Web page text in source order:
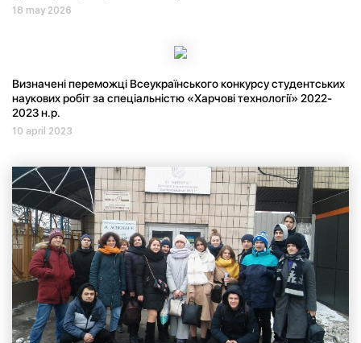
18 may 2026
Визначені переможці Всеукраїнського конкурсу студентських
наукових робіт за спеціальністю «Харчові технології» 2022-
2023 н.р.
10 april 2023